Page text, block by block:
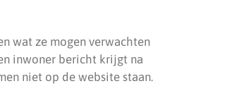
wat ze mogen verwachten
inwoner bericht krijgt na
niet op de website staan.